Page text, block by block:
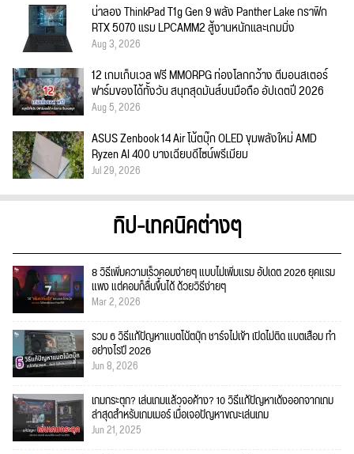
น่าลอง ThinkPad T1g Gen 9 พลัง Panther Lake กราฟิก
RTX 5070 แรม LPCAMM2 สู้งานหนักและเกมมิ่ง
Aug 3, 2026
12 เกมเก็บเวล ฟรี MMORPG ท่องโลกกว้าง ตีมอนสเตอร์
ฟาร์มของได้ทั้งวัน สนุกสุดมันส์บนมือถือ อัปเดตปี 2026
Aug 5, 2026
ASUS Zenbook 14 Air โน้ตบุ๊ก OLED ขุมพลังใหม่ AMD
Ryzen AI 400 บางเฉียบดีไซน์พรีเมียม
Jul 29, 2026
ทิป-เทคนิคต่างๆ
8 วิธีเพิ่มความเร็วคอมง่ายๆ แบบไม่เพิ่มแรม อัปเดต 2026 ยุคแรม
แพง แต่คอมก็ลื่นขึ้นได้ ด้วยวิธีง่ายๆ
Mar 2, 2026
รวม 6 วิธีแก้ปัญหาแบตโน้ตบุ๊ก ชาร์จไม่เข้า เปิดไม่ติด แบตเสื่อม ทำ
อย่างไรปี 2026
Jun 8, 2026
เกมกระตุก? เล่นเกมแล้วจอค้าง? 10 วิธีแก้ปัญหาเด้งออกจากเกม
ล่าสุดสำหรับเกมเมอร์ เมื่อเจอปัญหาขณะเล่นเกม
Jun 21, 2025